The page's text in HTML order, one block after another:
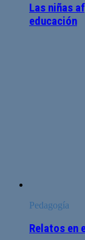
Las niñas
educación
Pedagogía
Relatos en